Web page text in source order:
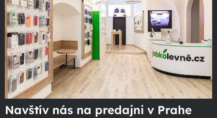
Navštív nás na predajni v Prahe